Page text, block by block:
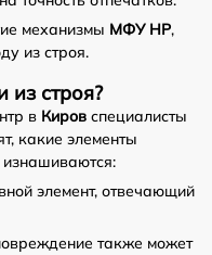
механизмы МФУ HP,
из строя.
из строя?
в Киров специалисты
какие элементы
элемент, отвечающий
также может